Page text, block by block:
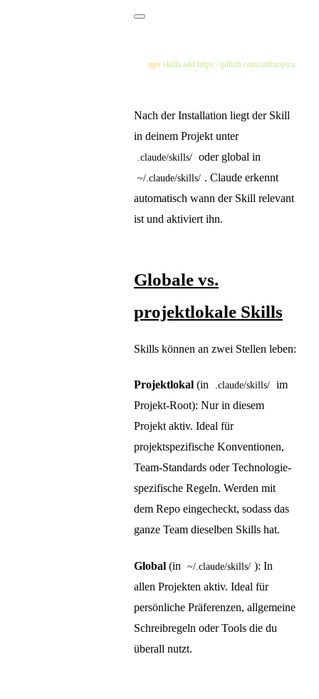
npx skills add https://github.com/anthropics/skills
Nach der Installation liegt der Skill
in deinem Projekt unter
.claude/skills/ oder global in
~/.claude/skills/ . Claude erkennt
automatisch wann der Skill relevant
ist und aktiviert ihn.
Globale vs.
projektlokale Skills
Skills können an zwei Stellen leben:
Projektlokal (in .claude/skills/
im
Projekt-Root): Nur in diesem
Projekt aktiv. Ideal für
projektspezifische Konventionen,
Team-Standards oder Technologie-
spezifische Regeln. Werden mit
dem Repo eingecheckt, sodass das
ganze Team dieselben Skills hat.
Global (in ~/.claude/skills/ ): In
allen Projekten aktiv. Ideal für
persönliche Präferenzen, allgemeine
Schreibregeln oder Tools die du
überall nutzt.